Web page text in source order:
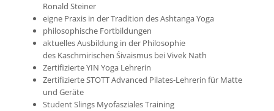
Ronald Steiner
eigne Praxis in der Tradition des Ashtanga Yoga
philosophische Fortbildungen
aktuelles Ausbildung in der Philosophie
des Kaschmirischen Śivaismus bei Vivek Nath
Zertifizierte YIN Yoga Lehrerin
Zertifizierte STOTT Advanced Pilates-Lehrerin für Matte
und Geräte
Student Slings Myofasziales Training